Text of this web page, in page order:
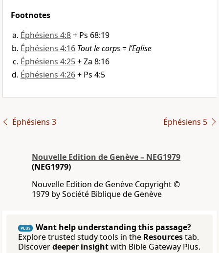
Footnotes
Éphésiens 4:8+ Ps 68:19
Éphésiens 4:16 Tout le corps=l’Eglise
Éphésiens 4:25+ Za 8:16
Éphésiens 4:26+ Ps 4:5
Éphésiens 3 Éphésiens 5
Nouvelle Edition de Genève – NEG1979
(NEG1979)
Nouvelle Edition de Genève Copyright ©
1979 by Société Biblique de Genève
PLUS
Want help understanding this passage?
Explore trusted study tools in the Resourcestab.
Discoverdeeper insightwith Bible Gateway Plus.